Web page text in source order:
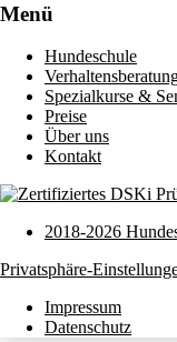
Menü
Hundeschule
Spezialkurse &
Preise
Über uns
Kontakt
2018-2026
Privatsphäre-
Impressum
Datenschutz